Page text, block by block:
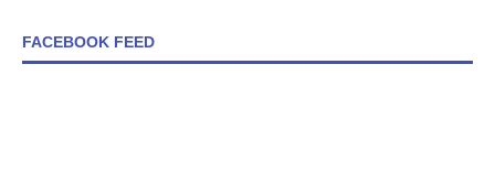
FACEBOOK FEED